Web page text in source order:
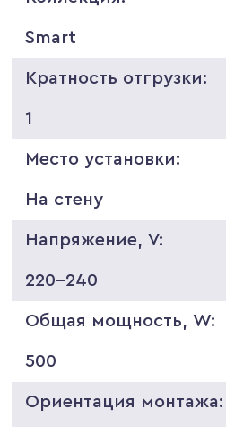
Smart
Кратность отгрузки:
1
Место установки:
На стену
Напряжение, V:
220-240
Общая мощность, W:
500
Ориентация монтажа: